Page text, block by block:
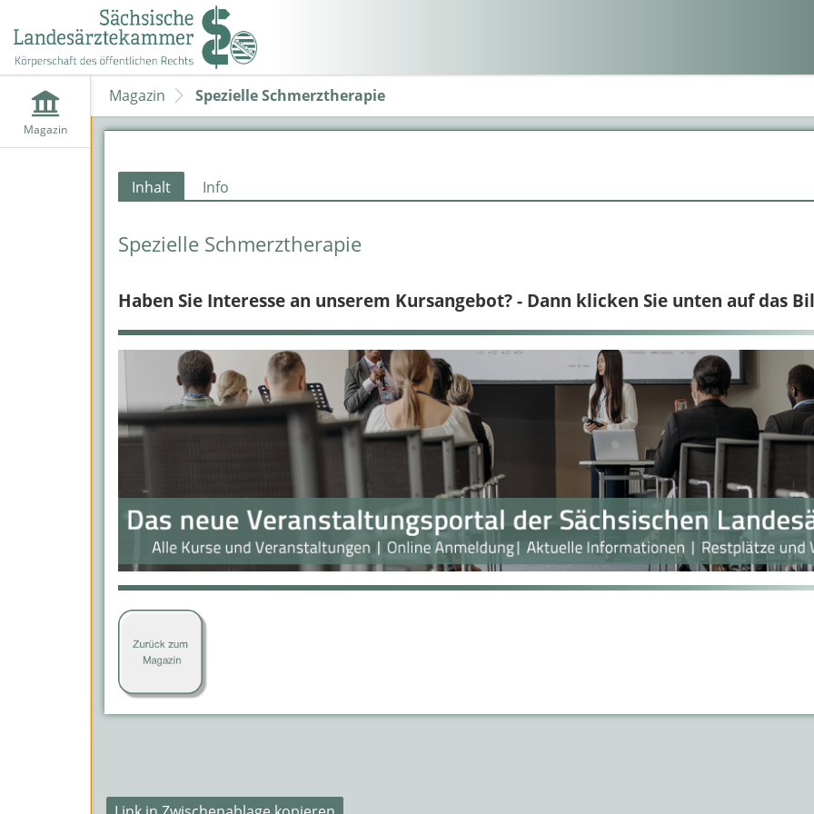
Magazin
Spezielle Schmerztherapie
Magazin
Inhalt Info
Spezielle Schmerztherapie
Haben Sie Interesse an unserem Kursangebot? - Dann klicken Sie unten auf das